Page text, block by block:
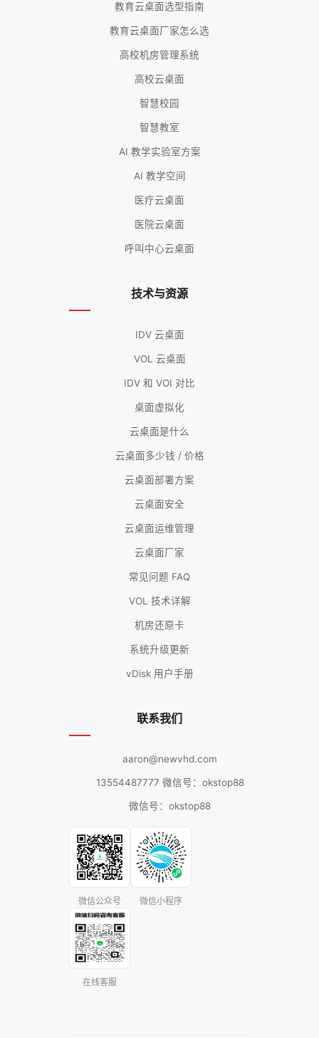
教育云桌面选型指南
教育云桌面厂家怎么选
高校机房管理系统
高校云桌面
智慧校园
智慧教室
AI 教学实验室方案
AI 教学空间
医疗云桌面
医院云桌面
呼叫中心云桌面
技术与资源
IDV 云桌面
VOL 云桌面
IDV 和 VOI 对比
桌面虚拟化
云桌面是什么
云桌面多少钱 / 价格
云桌面部署方案
云桌面安全
云桌面运维管理
云桌面厂家
常见问题 FAQ
VOL 技术详解
机房还原卡
系统升级更新
vDisk 用户手册
联系我们
aaron@newvhd.com
13554487777 微信号：okstop88
微信号：okstop88
微信公众号 微信小程序
在线客服